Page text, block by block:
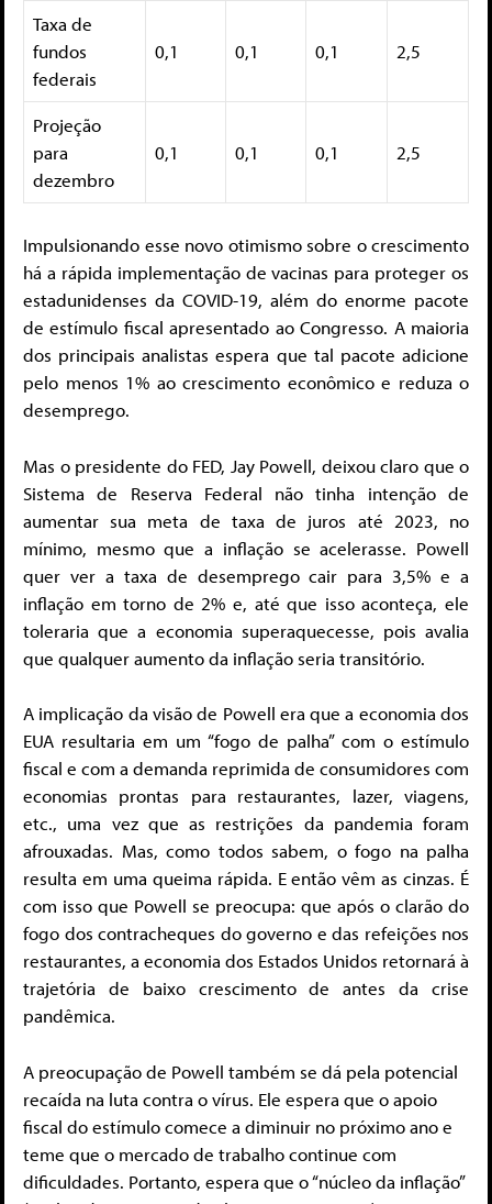
Taxa de
fundos
federais
0,1 0,1 0,1 2,5
Projeção
para
dezembro
0,1 0,1 0,1 2,5
Impulsionando esse novo otimismo sobre o crescimento
há a rápida implementação de vacinas para proteger os
estadunidenses da COVID-19, além do enorme pacote
de estímulo fiscal apresentado ao Congresso. A maioria
dos principais analistas espera que tal pacote adicione
pelo menos 1% ao crescimento econômico e reduza o
desemprego.
Mas o presidente do FED, Jay Powell, deixou claro que o
Sistema de Reserva Federal não tinha intenção de
aumentar sua meta de taxa de juros até 2023, no
mínimo, mesmo que a inflação se acelerasse. Powell
quer ver a taxa de desemprego cair para 3,5% e a
inflação em torno de 2% e, até que isso aconteça, ele
toleraria que a economia superaquecesse, pois avalia
que qualquer aumento da inflação seria transitório.
A implicação da visão de Powell era que a economia dos
EUA resultaria em um “fogo de palha” com o estímulo
fiscal e com a demanda reprimida de consumidores com
economias prontas para restaurantes, lazer, viagens,
etc., uma vez que as restrições da pandemia foram
afrouxadas. Mas, como todos sabem, o fogo na palha
resulta em uma queima rápida. E então vêm as cinzas. É
com isso que Powell se preocupa: que após o clarão do
fogo dos contracheques do governo e das refeições nos
restaurantes, a economia dos Estados Unidos retornará à
trajetória de baixo crescimento de antes da crise
pandêmica.
A preocupação de Powell também se dá pela potencial
recaída na luta contra o vírus. Ele espera que o apoio
fiscal do estímulo comece a diminuir no próximo ano e
teme que o mercado de trabalho continue com
dificuldades. Portanto, espera que o “núcleo da inflação”